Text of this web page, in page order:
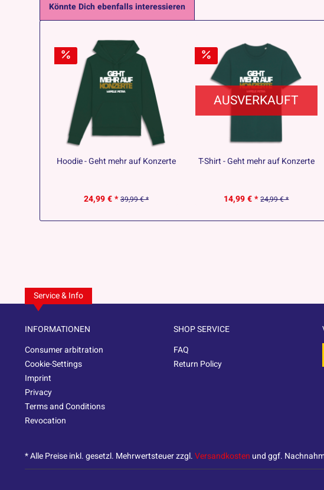
Könnte Dich ebenfalls interessieren
Hoodie - Geht mehr auf Konzerte
24,99 € * 39,99 € *
AUSVERKAUFT
T-Shirt - Geht mehr auf Konzerte
14,99 € * 24,99 € *
Service & Info
INFORMATIONEN
Consumer arbitration
Cookie-Settings
Imprint
Privacy
Terms and Conditions
Revocation
SHOP SERVICE
FAQ
Return Policy
* Alle Preise inkl. gesetzl. Mehrwertsteuer zzgl.Versandkosten und ggf.